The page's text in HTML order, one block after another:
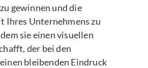
gewinnen und die
Ihres Unternehmens zu
sie einen visuellen
der bei den
bleibenden Eindruck